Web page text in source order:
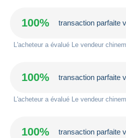
100% transaction parfaite
L'acheteur a évalué Le vendeur
100% transaction parfaite
L'acheteur a évalué Le vendeur
100% transaction parfaite